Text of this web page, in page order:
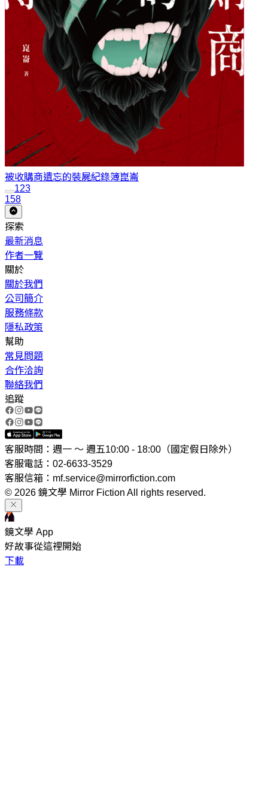
被收購商遺忘的裝屍紀錄簿崑崙
123
158
探索
最新消息
作者一覽
關於
關於我們
公司簡介
服務條款
隱私政策
幫助
常見問題
合作洽詢
聯絡我們
追蹤
客服時間：週一 ～ 週五10:00 - 18:00（國定假日除外）
客服電話：02-6633-3529
客服信箱：mf.service@mirrorfiction.com
© 2026 鏡文學 Mirror Fiction All rights reserved.
鏡文學 App
好故事從這裡開始
下載